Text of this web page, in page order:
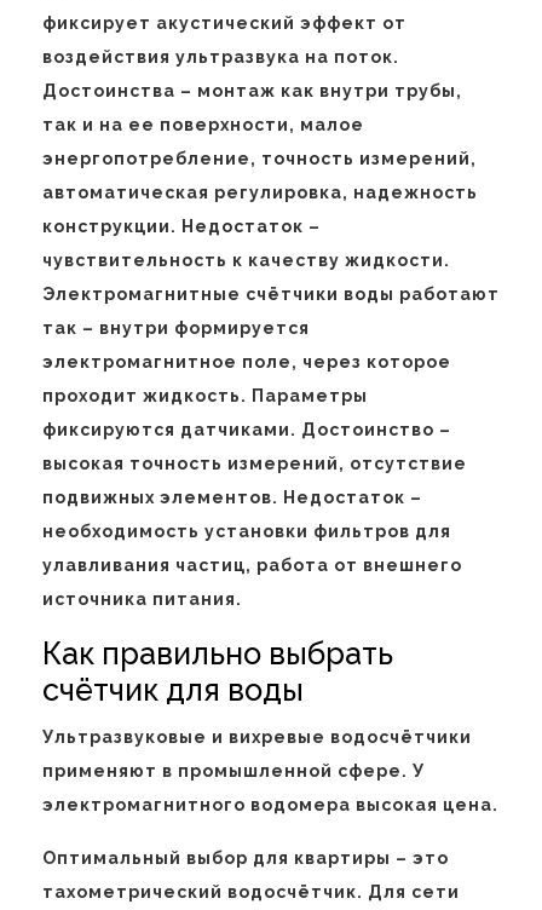
фиксирует акустический эффект от
воздействия ультразвука на поток.
Достоинства – монтаж как внутри трубы,
так и на ее поверхности, малое
энергопотребление, точность измерений,
автоматическая регулировка, надежность
конструкции. Недостаток –
чувствительность к качеству жидкости.
Электромагнитные счётчики воды работают
так – внутри формируется
электромагнитное поле, через которое
проходит жидкость. Параметры
фиксируются датчиками. Достоинство –
высокая точность измерений, отсутствие
подвижных элементов. Недостаток –
необходимость установки фильтров для
улавливания частиц, работа от внешнего
источника питания.
Как правильно выбрать
счётчик для воды
Ультразвуковые и вихревые водосчётчики
применяют в промышленной сфере. У
электромагнитного водомера высокая цена.
Оптимальный выбор для квартиры – это
тахометрический водосчётчик. Для сети